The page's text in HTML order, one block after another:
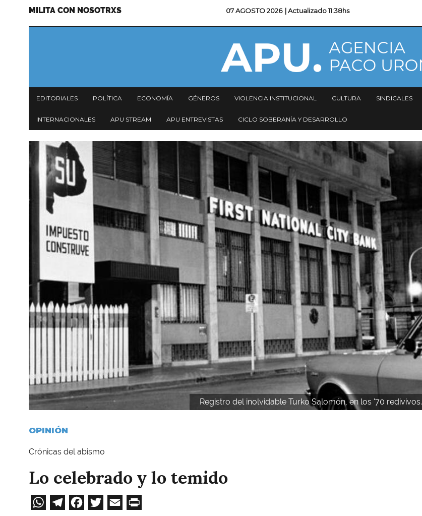
Menu
MILITA CON NOSOTRXS 07 AGOSTO 2026 | Actualizado11:38hs
Navegación
principal
EDITORIALES POLÍTICA ECONOMÍA GÉNEROS VIOLENCIA INSTITUCIONAL CULTURA SINDICALES
INTERNACIONALES APU STREAM APU ENTREVISTAS CICLO SOBERANÍA Y DESARROLLO
Imagen
Registro del inolvidable Turko Salomón, en los '70 redivivos.
OPINIÓN
Crónicas del abismo
Lo celebrado y lo temido
WhatsApp
Telegram
Facebook
Twitter
Email